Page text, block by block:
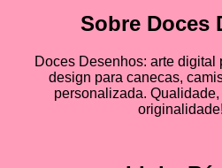
Sobre Doces
Doces Desenhos: arte digital
design para canecas,
personalizada.
originalidade!